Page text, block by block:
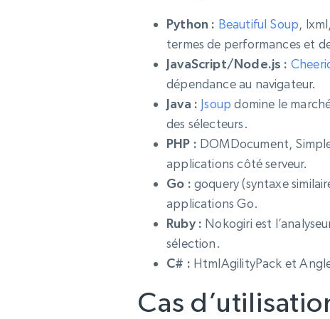
Python : Beautiful Soup,
termes de performances et
JavaScript/Node.js :
dépendance au navigateur.
Java : Jsoup domine le
des sélecteurs.
PHP : DOMDocument,
applications côté serveur.
Go : goquery (syntaxe
applications Go.
Ruby : Nokogiri est
sélection.
C# : HtmlAgilityPack et
Cas